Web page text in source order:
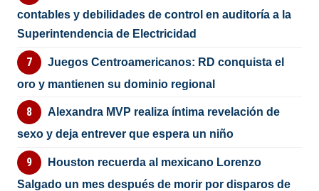
contables y debilidades de control en auditoría a la
Superintendencia de Electricidad
Juegos Centroamericanos: RD conquista el
oro y mantienen su dominio regional
Alexandra MVP realiza íntima revelación de
sexo y deja entrever que espera un niño
Houston recuerda al mexicano Lorenzo
Salgado un mes después de morir por disparos de